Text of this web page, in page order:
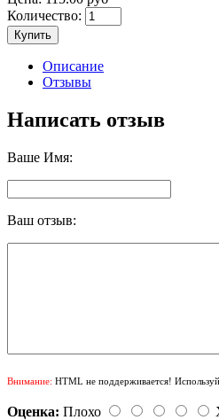
Количество:
Купить
Описание
Отзывы
Написать отзыв
Ваше Имя:
Ваш отзыв:
Внимание: HTML не поддерживается!
Оценка: Плохо